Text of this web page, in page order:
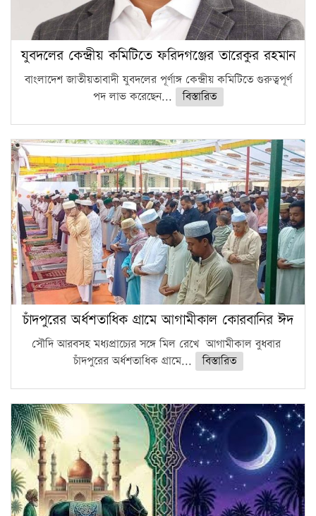
যুবদলের কেন্দ্রীয় কমিটিতে ফরিদগঞ্জের তারেকুর রহমান
বাংলাদেশ জাতীয়তাবাদী যুবদলের পূর্ণাঙ্গ কেন্দ্রীয় কমিটিতে গুরুত্বপূর্ণ
পদ লাভ করেছেন...
বিস্তারিত
চাঁদপুরের অর্ধশতাধিক গ্রামে আগামীকাল কোরবানির ঈদ
সৌদি আরবসহ মধ্যপ্রাচ্যের সঙ্গে মিল রেখে আগামীকাল বুধবার
চাঁদপুরের অর্ধশতাধিক গ্রামে...
বিস্তারিত